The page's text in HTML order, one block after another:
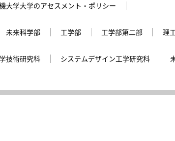
大学大学のアセスメント・ポリシー
未来科学部 工学部 工学部第二部 理
技術研究科 システムデザイン工学研究科